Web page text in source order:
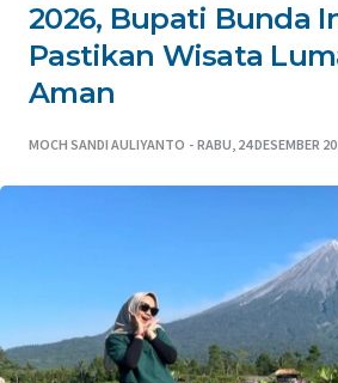
2026, Bupati Bunda
Pastikan Wisata
Aman
MOCH SANDI AULIYANTO RABU, 24 DESEMBER